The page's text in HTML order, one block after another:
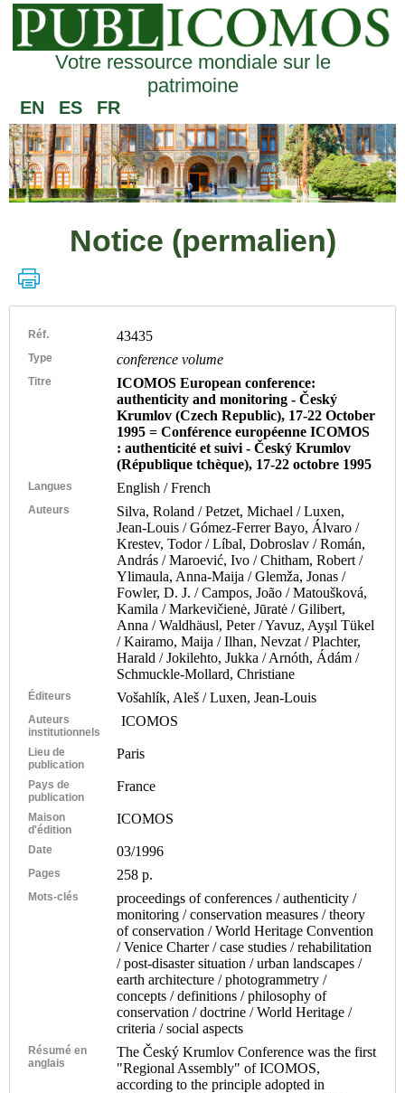
Votre ressource mondiale sur le
patrimoine
EN ES FR
Notice (permalien)
Réf. 43435
Type conference volume
Titre
ICOMOS European conference:
authenticity and monitoring - Český
Krumlov (Czech Republic), 17-22 October
1995 = Conférence européenne ICOMOS
: authenticité et suivi - Český Krumlov
(République tchèque), 17-22 octobre 1995
Langues English / French
Auteurs
Silva, Roland / Petzet, Michael / Luxen,
Jean-Louis / Gómez-Ferrer Bayo, Álvaro /
Krestev, Todor / Líbal, Dobroslav / Román,
András / Maroević, Ivo / Chitham, Robert /
Ylimaula, Anna-Maija / Glemža, Jonas /
Fowler, D. J. / Campos, João / Matoušková,
Kamila / Markevičienė, Jūratė / Gilibert,
Anna / Waldhäusl, Peter / Yavuz, Ayşıl Tükel
/ Kairamo, Maija / Ilhan, Nevzat / Plachter,
Harald / Jokilehto, Jukka / Arnóth, Ádám /
Schmuckle-Mollard, Christiane
Éditeurs Vošahlík, Aleš / Luxen, Jean-Louis
Auteurs
institutionnels
ICOMOS
Lieu de
publication
Paris
Pays de
publication
France
Maison
d'édition
ICOMOS
Date 03/1996
Pages 258 p.
Mots-clés
proceedings of conferences / authenticity /
monitoring / conservation measures / theory
of conservation / World Heritage Convention
/ Venice Charter / case studies / rehabilitation
/ post-disaster situation / urban landscapes /
earth architecture / photogrammetry /
concepts / definitions / philosophy of
conservation / doctrine / World Heritage /
criteria / social aspects
Résumé en
anglais
The Český Krumlov Conference was the first
"Regional Assembly" of ICOMOS,
according to the principle adopted in